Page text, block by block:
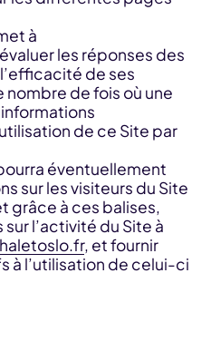
à
les réponses des
de ses
de fois où une
de ce Site par
éventuellement
sur les visiteurs du Site
grâce à ces balises,
l’activité du Site à
, et fournir
à l’utilisation de celui-ci